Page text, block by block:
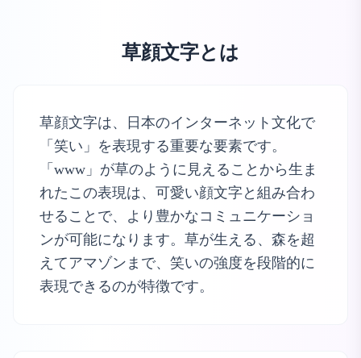
草顔文字とは
草顔文字は、日本のインターネット文化で
「笑い」を表現する重要な要素です。
「www」が草のように見えることから生ま
れたこの表現は、可愛い顔文字と組み合わ
せることで、より豊かなコミュニケーショ
ンが可能になります。草が生える、森を超
えてアマゾンまで、笑いの強度を段階的に
表現できるのが特徴です。